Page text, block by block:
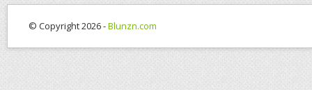
© Copyright 2026 -Blunzn.com